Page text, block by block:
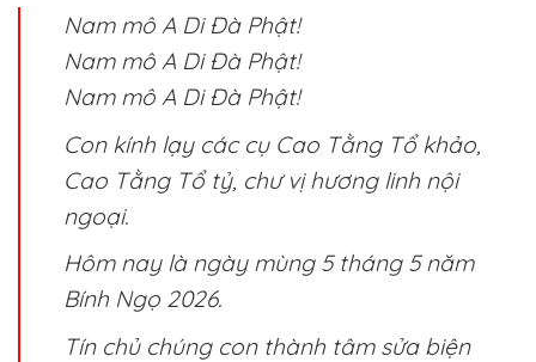
Nam mô A Di Đà Phật!
Nam mô A Di Đà Phật!
Nam mô A Di Đà Phật!
Con kính lạy các cụ Cao Tằng Tổ khảo,
Cao Tằng Tổ tỷ, chư vị hương linh nội
ngoại.
Hôm nay là ngày mùng 5 tháng 5 năm
Bính Ngọ 2026.
Tín chủ chúng con thành tâm sửa biện